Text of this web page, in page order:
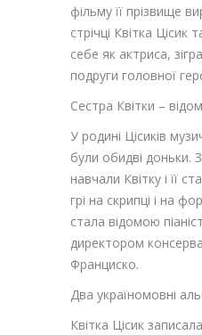
фільму її прізвище
стрічці Квітка
себе як актриса,
подруги головної
Сестра Квітки –
У родині Цісиків
були обидві доньки.
навчали Квітку і її
грі на скрипці і на
стала відомою
директором
Франциско.
Два україномовні
Квітка Цісик